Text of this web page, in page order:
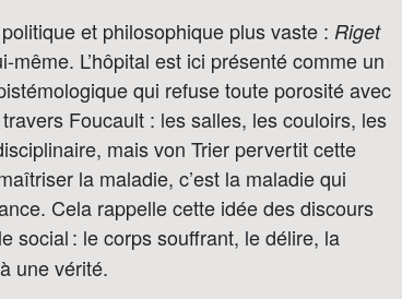
et philosophique plus vaste : Riget
L’hôpital est ici présenté comme un
qui refuse toute porosité avec
Foucault : les salles, les couloirs, les
mais von Trier pervertit cette
la maladie, c’est la maladie qui
Cela rappelle cette idée des discours
social : le corps souffrant, le délire, la
une vérité.